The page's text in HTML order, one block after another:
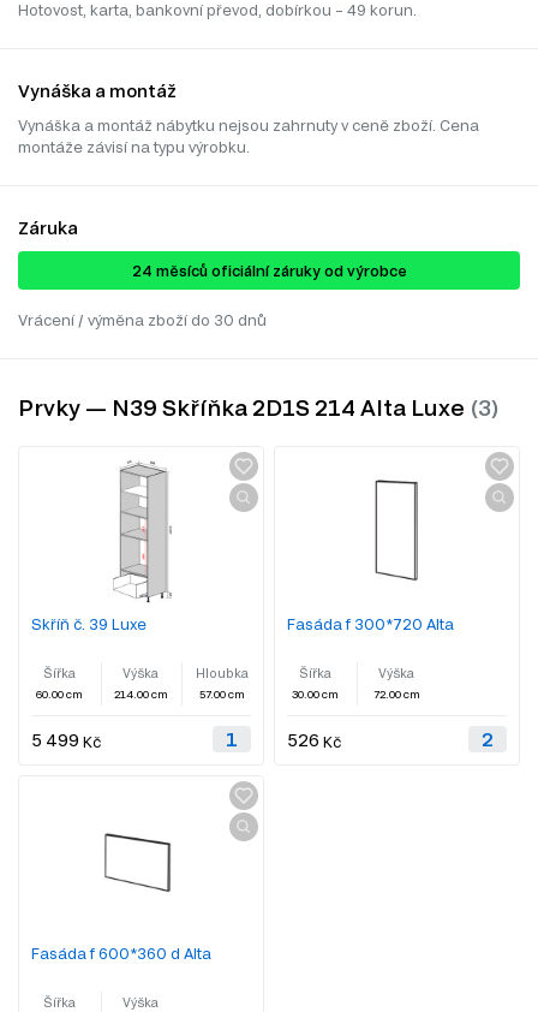
Hotovost, karta, bankovní převod, dobírkou – 49 korun.
Vynáška a montáž
Vynáška a montáž nábytku nejsou zahrnuty v ceně zboží. Cena
montáže závisí na typu výrobku.
Záruka
24 ​​​​měsíců oficiální záruky od výrobce
Vrácení / výměna zboží do 30 dnů
Prvky — N39 Skříňka 2D1S 214 Alta Luxe
Skříň č. 39 Luxe
Šířka
60.00 cm
Výška
214.00 cm
Hloubka
57.00 cm
5 499 Kč
Fasáda f 300*720 Alta
Šířka
30.00 cm
Výška
72.00 cm
526 Kč
Fasáda f 600*360 d Alta
Šířka Výška